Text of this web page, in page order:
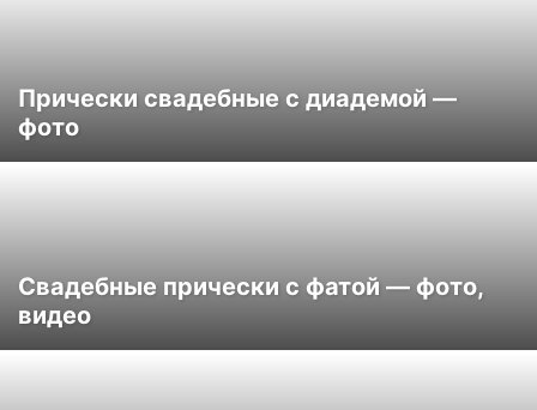
Прически свадебные с диадемой —
фото
Свадебные прически с фатой — фото,
видео